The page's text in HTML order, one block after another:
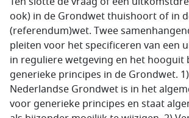
ook) in de Grondwet thuishoort of in
(referendum)wet. Twee
pleiten voor het specificeren van een
in reguliere wetgeving en het hooguit
generieke principes in de Grondwet.
Nederlandse Grondwet is in het
voor generieke principes en staat